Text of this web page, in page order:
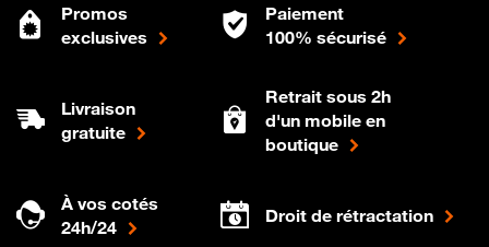
Promos
exclusives
Paiement
100% sécurisé
Livraison
gratuite
Retrait sous 2h
d'un mobile en
boutique
À vos cotés
24h/24
Droit de rétractation